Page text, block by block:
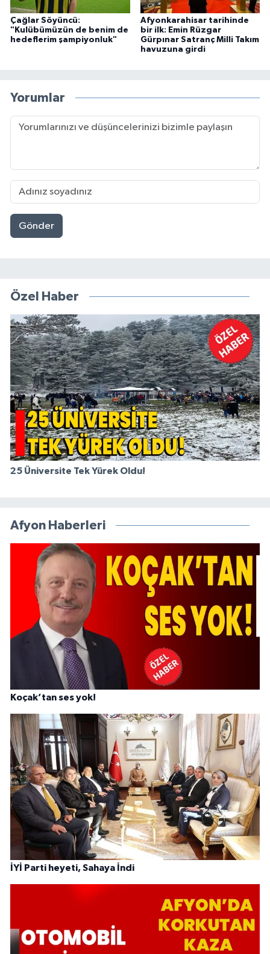
Çağlar Söyüncü:
"Kulübümüzün de benim de
hedeflerim şampiyonluk"
Afyonkarahisar tarihinde
bir ilk: Emin Rüzgar
Gürpınar Satranç Milli Takım
havuzuna girdi
Yorumlar
Gönder
Özel Haber
25 Üniversite Tek Yürek Oldu!
Afyon Haberleri
Koçak’tan ses yok!
İYİ Parti heyeti, Sahaya İndi